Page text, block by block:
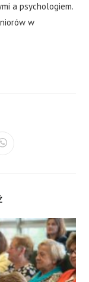
a psychologiem.
w